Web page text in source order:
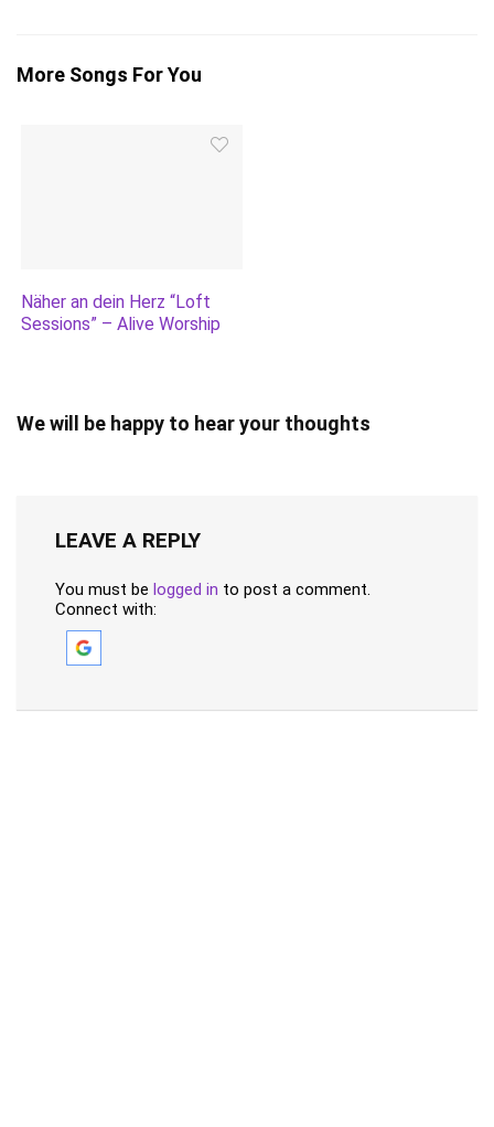
More Songs For You
Näher an dein Herz “Loft
Sessions” – Alive Worship
We will be happy to hear your thoughts
LEAVE A REPLY
You must be logged in to post a comment.
Connect with: